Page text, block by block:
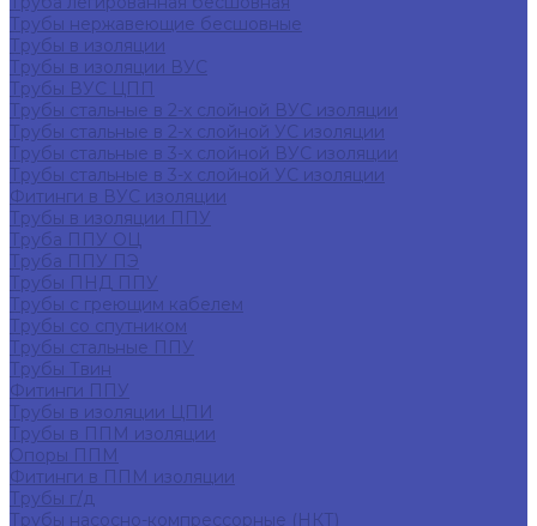
Трубы нержавеющие бесшовные
Трубы в изоляции
Трубы в изоляции ВУС
Трубы ВУС ЦПП
Трубы стальные в 2-х слойной ВУС изоляции
Трубы стальные в 2-х слойной УС изоляции
Трубы стальные в 3-х слойной ВУС изоляции
Трубы стальные в 3-х слойной УС изоляции
Фитинги в ВУС изоляции
Трубы в изоляции ППУ
Труба ППУ ОЦ
Труба ППУ ПЭ
Трубы ПНД ППУ
Трубы с греющим кабелем
Трубы со спутником
Трубы стальные ППУ
Трубы Твин
Фитинги ППУ
Трубы в изоляции ЦПИ
Трубы в ППМ изоляции
Опоры ППМ
Фитинги в ППМ изоляции
Трубы г/д
Трубы насосно-компрессорные (НКТ)